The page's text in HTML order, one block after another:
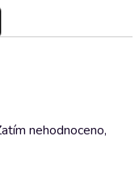
nehodnoceno,